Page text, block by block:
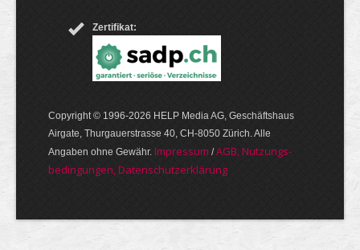
Zertifikat:
Copyright © 1996-2026 HELP Media AG, Geschäftshaus
Airgate, Thurgauer­strasse 40, CH-8050 Zürich. Alle
Angaben ohne Gewähr. Im­pres­sum /AGB, Nut­zungs­
bedin­gungen, Daten­schutz­er­klärung